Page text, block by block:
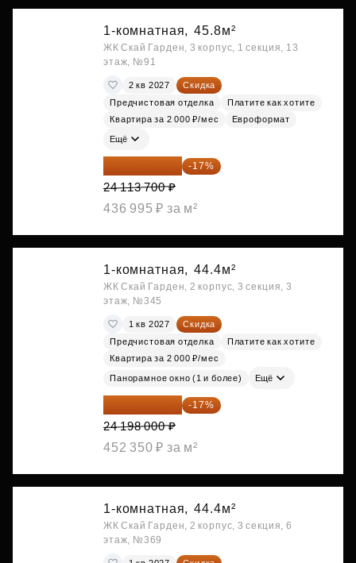
1-комнатная, 45.8м²
ЖК Скай Гарден, 3 корпус, 1 секция, 13
этаж, №91
2 кв 2027
Скидка
Предчистовая отделка
Платите как хотите
Квартира за 2 000 ₽/мес
Евроформат
Ещё
20 014 371 ₽ -17%
24 113 700 ₽
436 995 ₽ за м²
1-комнатная, 44.4м²
ЖК Скай Гарден, 2 корпус, 3 секция, 3
этаж, №345
1 кв 2027
Скидка
Предчистовая отделка
Платите как хотите
Квартира за 2 000 ₽/мес
Панорамное окно (1 и более) Ещё
20 084 340 ₽ -17%
24 198 000 ₽
452 350 ₽ за м²
1-комнатная, 44.4м²
ЖК Скай Гарден, 2 корпус, 3 секция, 6
этаж, №369